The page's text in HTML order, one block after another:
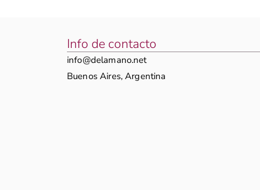
Info de contacto
info@delamano.net
Buenos Aires, Argentina